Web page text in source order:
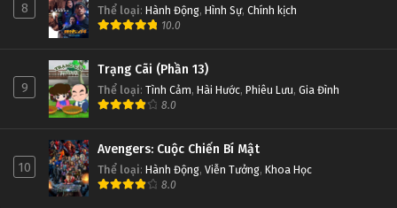
8 Thể loại: Hành Động, Hình Sự, Chính kịch
10.0
9
Trạng Cãi (Phần 13)
Thể loại: Tình Cảm, Hài Hước, Phiêu Lưu, Gia Đình
8.0
10
Avengers: Cuộc Chiến Bí Mật
Thể loại: Hành Động, Viễn Tưởng, Khoa Học
8.0